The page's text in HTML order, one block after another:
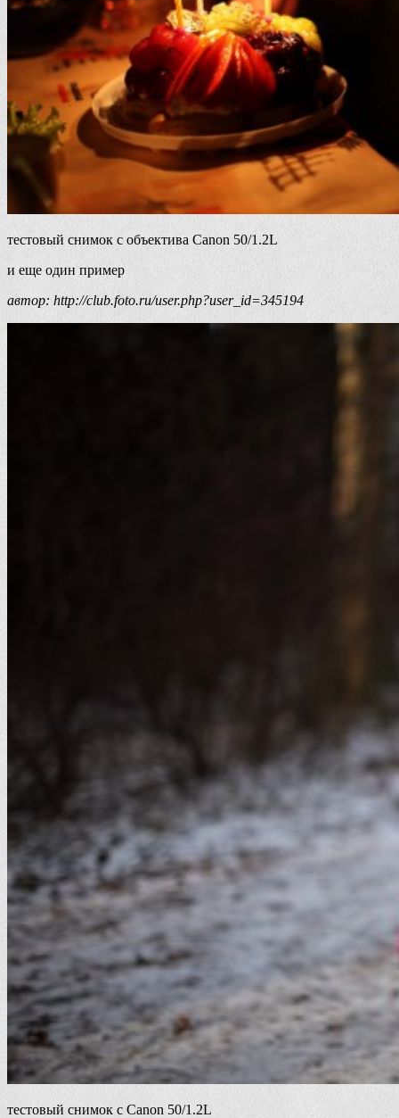
тестовый снимок с объектива Canon 50/1.2L
и еще один пример
автор: http://club.foto.ru/user.php?user_id=345194
тестовый снимок с Canon 50/1.2L